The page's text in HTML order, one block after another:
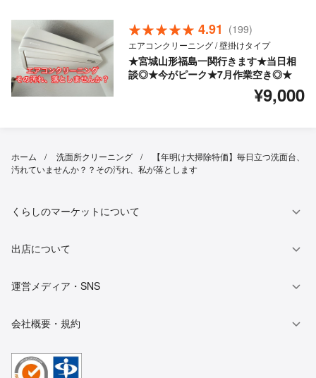
4.91 (199)
エアコンクリーニング / 壁掛けタイプ
★宮城山形福島一関行きます★当日相
談◎★今がピーク★7月作業空き◎★
¥9,000
ホーム 洗面所クリーニング
【年明け大掃除特価】毎日立つ洗面台、
汚れていませんか？？その汚れ、私が落とします
くらしのマーケットについて
出店について
運営メディア・SNS
会社概要・規約